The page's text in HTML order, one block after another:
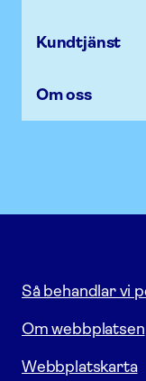
Kundtjänst
Om oss
Så behandlar vi
Om webbplatsen
Webbplatskarta